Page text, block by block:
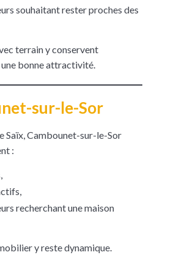
souhaitant rester proches des
terrain y conservent
bonne attractivité.
sur-le-Sor
Saïx, Cambounet-sur-le-Sor
:
recherchant une maison
y reste dynamique.